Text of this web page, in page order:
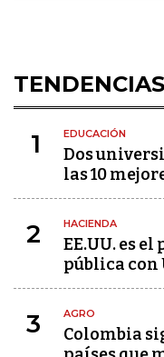
TENDENCIAS
1 EDUCACIÓN
Dos
las 10
2 HACIENDA
EE.UU. es
pública con
3 AGRO
Colombia